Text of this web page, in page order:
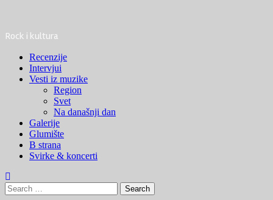
Rock i kultura
Primary
Menu
Recenzije
Intervjui
Vesti iz muzike
Region
Svet
Na današnji dan
Galerije
Glumište
B strana
Svirke & koncerti
Search
for: